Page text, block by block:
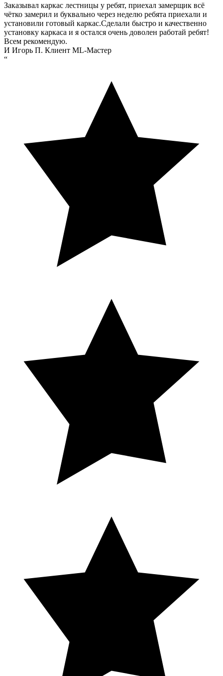
Заказывал каркас лестницы у ребят, приехал замерщик всё
чётко замерил и буквально через неделю ребята приехали и
установили готовый каркас.Сделали быстро и качественно
установку каркаса и я остался очень доволен работай ребят!
Всем рекомендую.
И Игорь П. Клиент ML-Мастер
“